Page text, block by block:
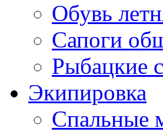
Обувь
Сапоги
Рыбацкие
Экипировка
Спальные